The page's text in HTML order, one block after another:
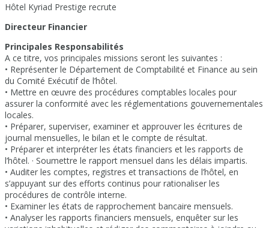
Hôtel Kyriad Prestige recrute
Directeur Financier
Principales Responsabilités
A ce titre, vos principales missions seront les suivantes :
• Représenter le Département de Comptabilité et Finance au sein
du Comité Exécutif de l’hôtel.
• Mettre en œuvre des procédures comptables locales pour
assurer la conformité avec les réglementations gouvernementales
locales.
• Préparer, superviser, examiner et approuver les écritures de
journal mensuelles, le bilan et le compte de résultat.
• Préparer et interpréter les états financiers et les rapports de
l’hôtel. · Soumettre le rapport mensuel dans les délais impartis.
• Auditer les comptes, registres et transactions de l’hôtel, en
s’appuyant sur des efforts continus pour rationaliser les
procédures de contrôle interne.
• Examiner les états de rapprochement bancaire mensuels.
• Analyser les rapports financiers mensuels, enquêter sur les